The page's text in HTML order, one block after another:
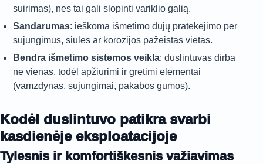
suirimas), nes tai gali slopinti variklio galią.
Sandarumas: ieškoma išmetimo dujų pratekėjimo per
sujungimus, siūles ar korozijos pažeistas vietas.
Bendra išmetimo sistemos veikla: duslintuvas dirba
ne vienas, todėl apžiūrimi ir gretimi elementai
(vamzdynas, sujungimai, pakabos gumos).
Kodėl duslintuvo patikra svarbi
kasdienėje eksploatacijoje
Tylesnis ir komfortiškesnis važiavimas